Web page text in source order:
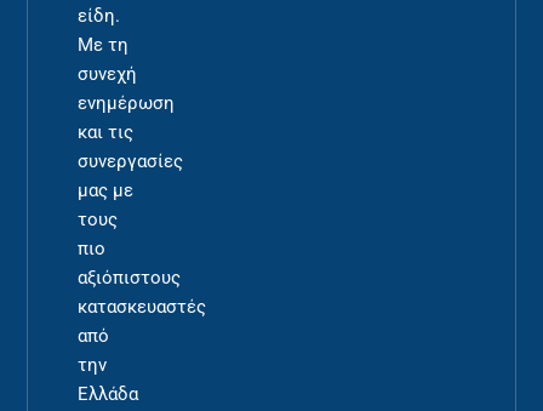
είδη.
Με τη
συνεχή
ενημέρωση
και τις
συνεργασίες
μας με
τους
πιο
αξιόπιστους
κατασκευαστές
από
την
Ελλάδα